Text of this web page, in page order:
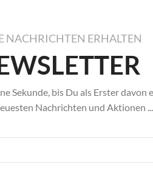
NACHRICHTEN ERHALTEN
Sekunde, bis Du als Erster davon
Nachrichten und Aktionen ...